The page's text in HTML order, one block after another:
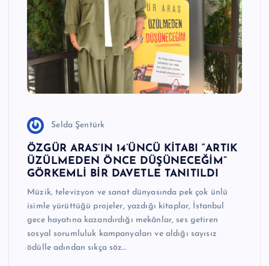
e
r
I
Ö
z
ü
n
H
a
b
Selda Şentürk
ÖZGÜR ARAS’IN 14’ÜNCÜ KİTABI “ARTIK
ÜZÜLMEDEN ÖNCE DÜŞÜNECEĞİM”
GÖRKEMLİ BİR DAVETLE TANITILDI
Müzik, televizyon ve sanat dünyasında pek çok ünlü
isimle yürüttüğü projeler, yazdığı kitaplar, İstanbul
gece hayatına kazandırdığı mekânlar, ses getiren
sosyal sorumluluk kampanyaları ve aldığı sayısız
ödülle adından sıkça söz…